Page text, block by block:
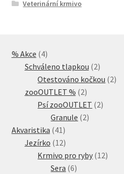
Veterinární krmivo
% Akce 44
produkty
Schváleno tlapkou 22
produkty
Otestováno kočkou 22
zooOUTLET % 22
produkty
Psí zooOUTLET 22
Granule 22
Akvaristika 4141
produktů
Jezírko 1212
produktů
Krmivo pro ryby 1212
Sera 66